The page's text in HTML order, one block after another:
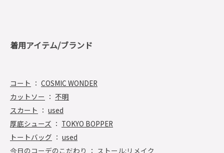
着用アイテム/ブランド
コート ： COSMIC WONDER
カットソー ： 不明
スカート ： used
厚底シューズ ： TOKYO BOPPER
トートバッグ ： used
今日のコーデのこだわり ： ストール:リメイク